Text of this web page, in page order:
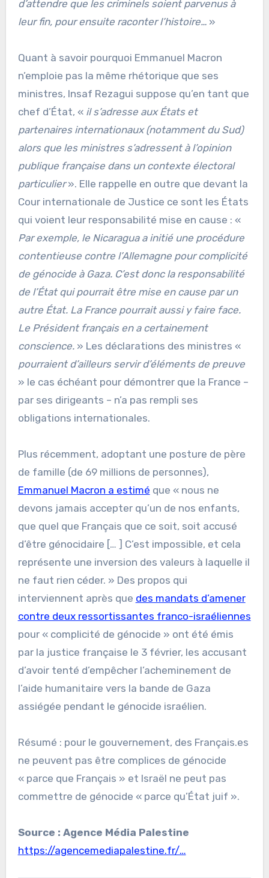
d’attendre que les criminels soient parvenus à
leur fin, pour ensuite raconter l’histoire… »
Quant à savoir pourquoi Emmanuel Macron
n’emploie pas la même rhétorique que ses
ministres, Insaf Rezagui suppose qu’en tant que
chef d’État, « il s’adresse aux États et
partenaires internationaux (notamment du Sud)
alors que les ministres s’adressent à l’opinion
publique française dans un contexte électoral
particulier». Elle rappelle en outre que devant la
Cour internationale de Justice ce sont les États
qui voient leur responsabilité mise en cause : «
Par exemple, le Nicaragua a initié une procédure
contentieuse contre l’Allemagne pour complicité
de génocide à Gaza. C’est donc la responsabilité
de l’État qui pourrait être mise en cause par un
autre État. La France pourrait aussi y faire face.
Le Président français en a certainement
conscience.» Les déclarations des ministres «
pourraient d’ailleurs servir d’éléments de preuve
» le cas échéant pour démontrer que la France –
par ses dirigeants – n’a pas rempli ses
obligations internationales.
Plus récemment, adoptant une posture de père
de famille (de 69 millions de personnes),
Emmanuel Macron a estimé que « nous ne
devons jamais accepter qu’un de nos enfants,
que quel que Français que ce soit, soit accusé
d’être génocidaire [… ] C’est impossible, et cela
représente une inversion des valeurs à laquelle il
ne faut rien céder. » Des propos qui
interviennent après que des mandats d’amener
contre deux ressortissantes franco-israéliennes
pour « complicité de génocide » ont été émis
par la justice française le 3 février, les accusant
d’avoir tenté d’empêcher l’acheminement de
l’aide humanitaire vers la bande de Gaza
assiégée pendant le génocide israélien.
Résumé : pour le gouvernement, des Français.es
ne peuvent pas être complices de génocide
« parce que Français » et Israël ne peut pas
commettre de génocide « parce qu’État juif ».
Source : Agence Média Palestine
https://agencemediapalestine.fr/…